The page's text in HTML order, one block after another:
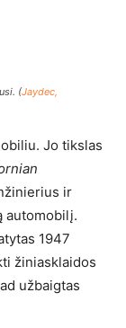
(Jaydec,
Jo tikslas
ir
automobilį.
1947
žiniasklaidos
užbaigtas